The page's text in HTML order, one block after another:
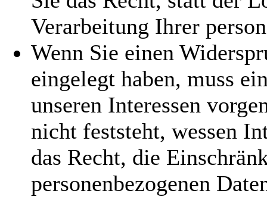
Verarbeitung Ihrer
Wenn Sie einen
eingelegt haben, muss
unseren Interessen
nicht feststeht, wessen
das Recht, die
personenbezogenen